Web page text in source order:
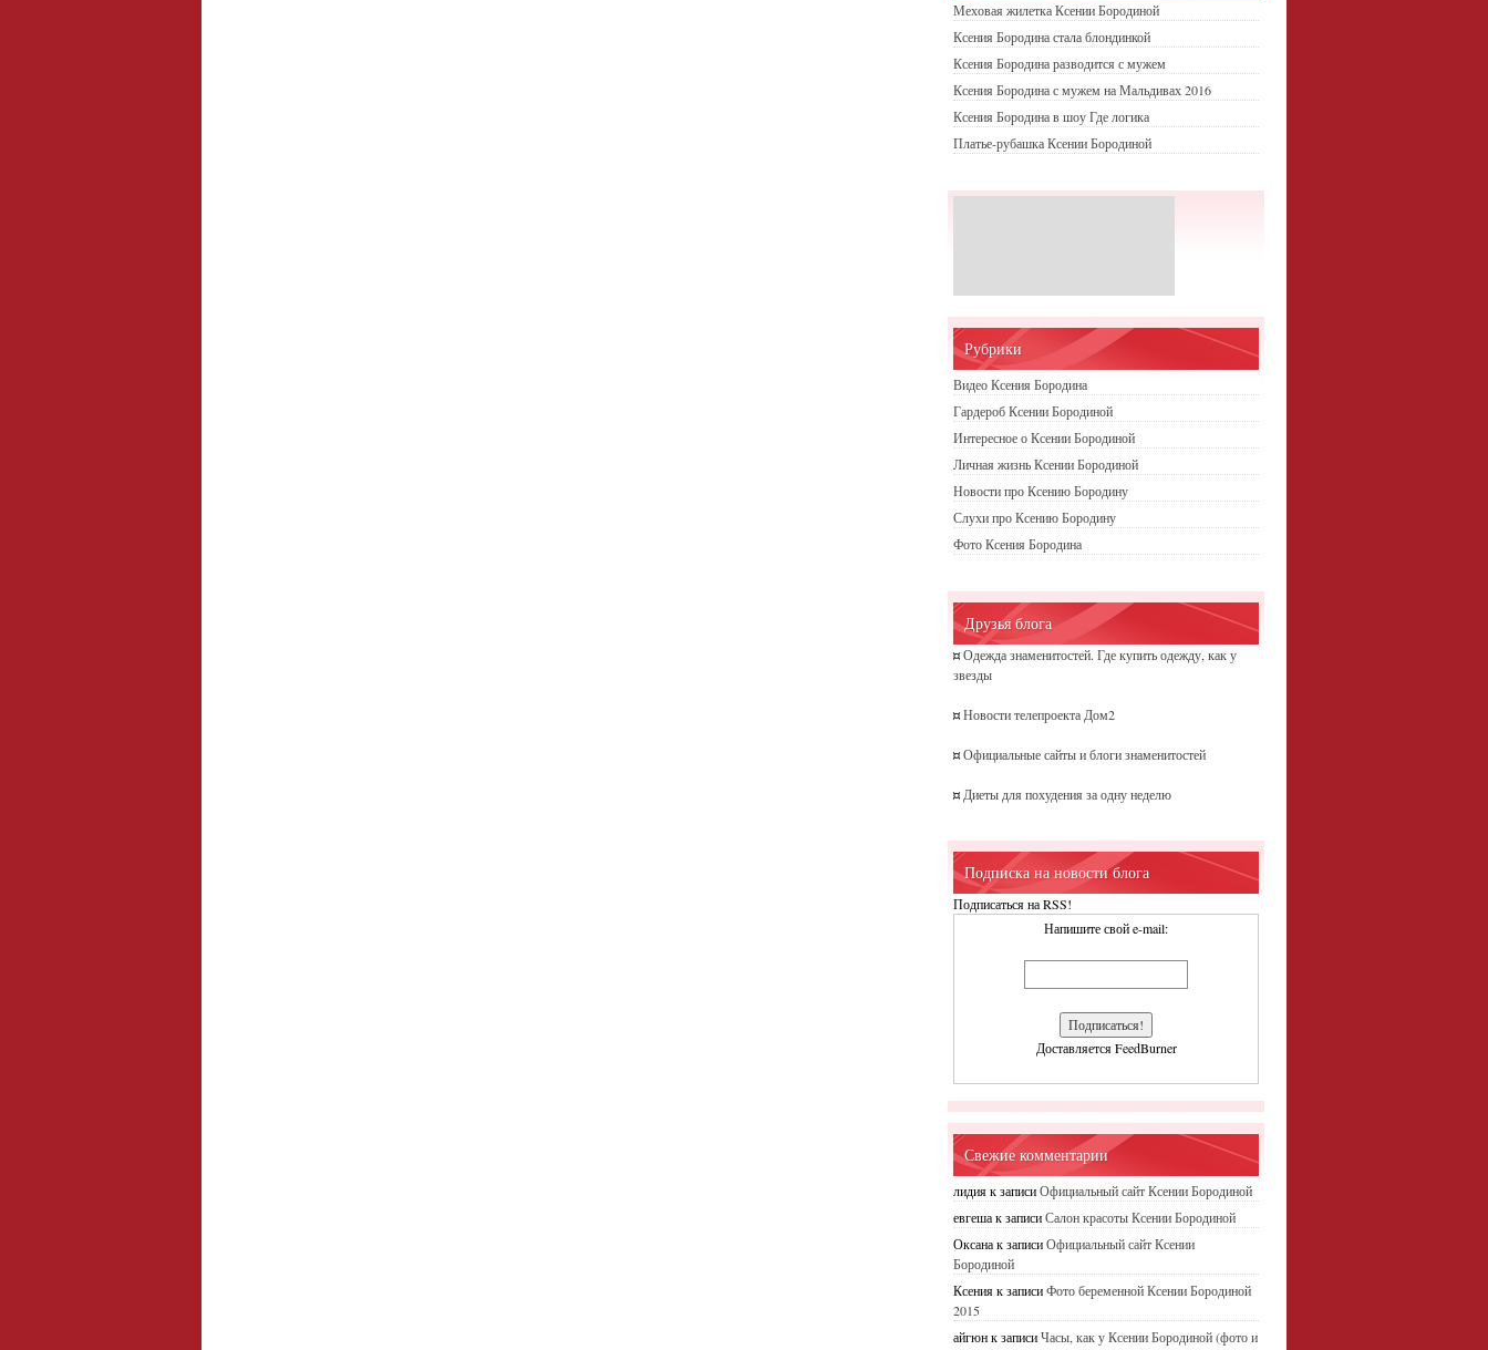
Меховая жилетка Ксении Бородиной
Ксения Бородина стала блондинкой
Ксения Бородина разводится с мужем
Ксения Бородина с мужем на Мальдивах 2016
Ксения Бородина в шоу Где логика
Платье-рубашка Ксении Бородиной
Рубрики
Видео Ксения Бородина
Гардероб Ксении Бородиной
Интересное о Ксении Бородиной
Личная жизнь Ксении Бородиной
Новости про Ксению Бородину
Слухи про Ксению Бородину
Фото Ксения Бородина
Друзья блога
¤Одежда знаменитостей. Где купить одежду, как у
звезды
¤Новости телепроекта Дом2
¤Официальные сайты и блоги знаменитостей
¤ Диеты для похудения за одну неделю
Подписка на новости блога
Подписаться на RSS!
Напишите свой e-mail:
Доставляется FeedBurner
Свежие комментарии
лидияк записиОфициальный сайт Ксении Бородиной
евгешак записиСалон красоты Ксении Бородиной
Оксанак записиОфициальный сайт Ксении
Бородиной
Ксенияк записиФото беременной Ксении Бородиной
2015
айгюнк записиЧасы, как у Ксении Бородиной (фото и